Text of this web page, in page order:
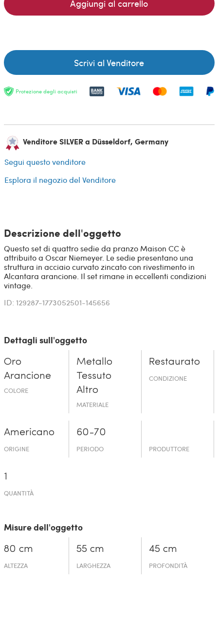
Aggiungi al carrello
Scrivi al Venditore
Protezione degli acquisti
Venditore SILVER a Düsseldorf, Germany
Segui questo venditore
Esplora il negozio del Venditore
Descrizione dell'oggetto
Questo set di quattro sedie da pranzo Maison CC è
attribuito a Oscar Niemeyer. Le sedie presentano una
struttura in acciaio curvato zincato con rivestimento in
Alcantara arancione. Il set rimane in eccellenti condizioni
vintage.
ID: 129287-1773052501-145656
Dettagli sull'oggetto
Oro
Arancione
COLORE
Metallo
Tessuto
Altro
MATERIALE
Restaurato
CONDIZIONE
Americano
ORIGINE
60-70
PERIODO PRODUTTORE
1
QUANTITÀ
Misure dell'oggetto
80 cm
ALTEZZA
55 cm
LARGHEZZA
45 cm
PROFONDITÀ